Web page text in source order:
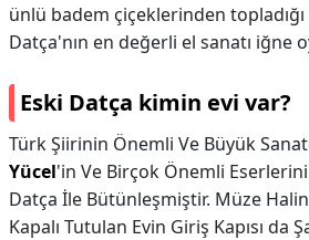
ünlü badem çiçeklerinden
Datça'nın en değerli el sanatı iğne
Eski Datça kimin evi var?
Türk Şiirinin Önemli Ve Büyük
Yücel'in Ve Birçok Önemli Eserlerini
Datça İle Bütünleşmiştir. Müze
Kapalı Tutulan Evin Giriş Kapısı da